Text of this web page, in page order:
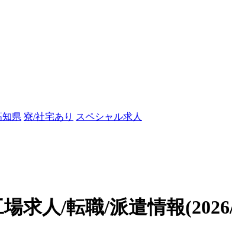
知県 寮/社宅あり スペシャル求人
求人/転職/派遣情報